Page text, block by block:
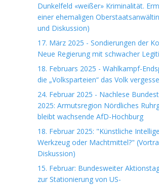
Dunkelfeld «weißer» Kriminalität.
einer ehemaligen
und Diskussion)
17. März 2025 - Sondierungen der
Neue Regierung mit schwacher
18. Februars 2025 - Wahlkampf-
die „Volksparteien“ das Volk
24. Februar 2025 - Nachlese
2025: Armutsregion Nördliches
bleibt wachsende AfD-Hochburg
18. Februar 2025: "Künstliche
Werkzeug oder Machtmittel?"
Diskussion)
15. Februar: Bundesweiter
zur Stationierung von US-